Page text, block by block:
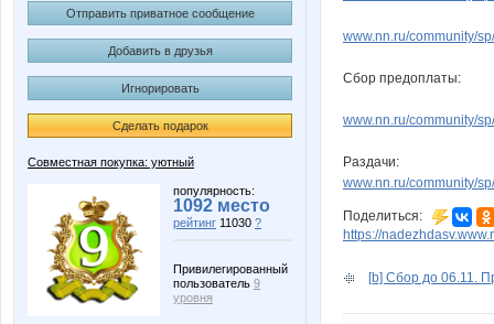
Отправить приватное сообщение
Добавить в друзья
Игнорировать
Сделать подарок
Совместная покупка: уютный
популярность:
1092 место
рейтинг 11030 ?
Привилегированный
пользователь 9
уровня
www.nn.ru/community/
Сбор предоплаты:
www.nn.ru/community/
Раздачи:
www.nn.ru/community/
Поделиться:
https://
[b] Сбор до 06.11.